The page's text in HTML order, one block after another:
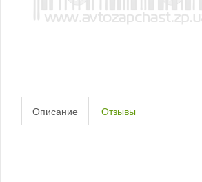
Описание Отзывы